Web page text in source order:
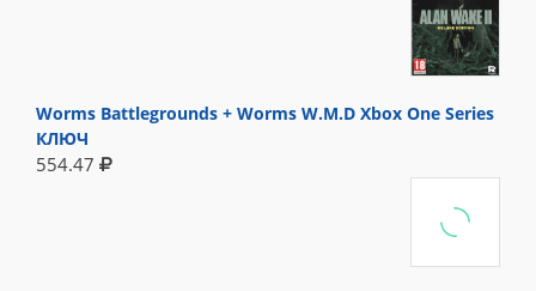
Worms Battlegrounds + Worms W.M.D Xbox One Series
КЛЮЧ
554.47